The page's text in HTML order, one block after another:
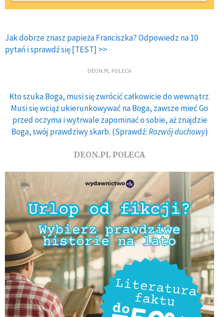
Jak dobrze znasz papieża Franciszka? Odpowiedz na 10
pytań i sprawdź się [TEST] >>
DEON.PL POLECA
Kto szuka Boga, musi się zwrócić całkowicie do wewnątrz.
Musi się wciąż ukierunkowywać na Boga, zawsze mieć Go
przed oczyma i wytrwale zapominać o sobie, aż znajdzie
Boga, swój prawdziwy skarb. (Sprawdź:Rozwój duchowy)
DEON.PL POLECA